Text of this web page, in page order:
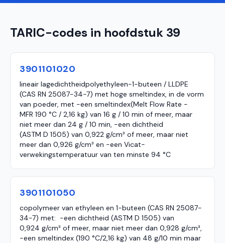
TARIC-codes in hoofdstuk 39
3901101020
lineair lagedichtheidpolyethyleen-1-buteen / LLDPE
(CAS RN 25087-34-7) met hoge smeltindex, in de vorm
van poeder, met -een smeltindex(Melt Flow Rate -
MFR 190 °C / 2,16 kg) van 16 g / 10 min of meer, maar
niet meer dan 24 g / 10 min, -een dichtheid
(ASTM D 1505) van 0,922 g/cm³ of meer, maar niet
meer dan 0,926 g/cm³ en -een Vicat-
verwekingstemperatuur van ten minste 94 °C
3901101050
copolymeer van ethyleen en 1-buteen (CAS RN 25087-
34-7) met: -een dichtheid (ASTM D 1505) van
0,924 g/cm³ of meer, maar niet meer dan 0,928 g/cm³,
-een smeltindex (190 °C/2,16 kg) van 48 g/10 min maar